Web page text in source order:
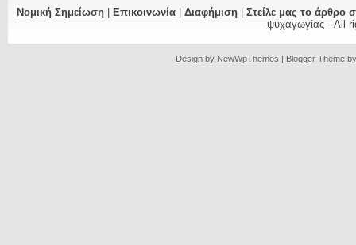
Νομική Σημείωση| Επικοινωνία| Διαφήμιση| Στείλε μας το άρθρο
ψυχαγωγίας - All
Design by NewWpThemes | Blogger Theme